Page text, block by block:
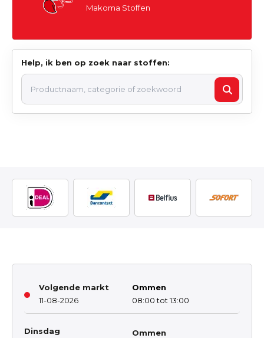
Makoma Stoffen
Help, ik ben op zoek naar stoffen:
Volgende markt
11-08-2026
Ommen
08:00 tot 13:00
Dinsdag
Ommen